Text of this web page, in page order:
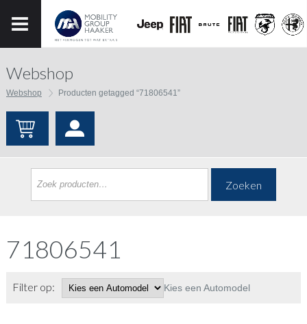
Webshop
Webshop Producten getagged “71806541”
Zoeken
71806541
Filter op: Kies een Automodel